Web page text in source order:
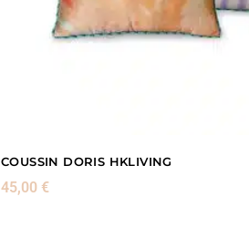
COUSSIN DORIS HKLIVING
45,00 €